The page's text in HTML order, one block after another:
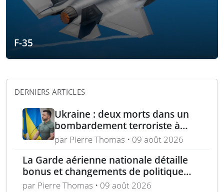
F-35
DERNIERS ARTICLES
Ukraine : deux morts dans un
bombardement terroriste à
Kharkiv – acquisition turque de
lance-roquettes M270 et
missiles ATACMS
par Pierre Thomas • 09 août 2026
La Garde aérienne nationale détaille
bonus et changements de politique
dans le cadre de l’« incitation estivale »
par Pierre Thomas • 09 août 2026